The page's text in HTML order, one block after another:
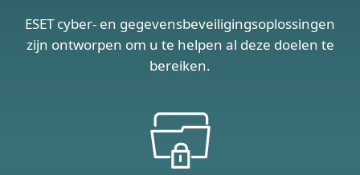
ESET cyber- en gegevensbeveiligingsoplossingen
zijn ontworpen om u te helpen al deze doelen te
bereiken.